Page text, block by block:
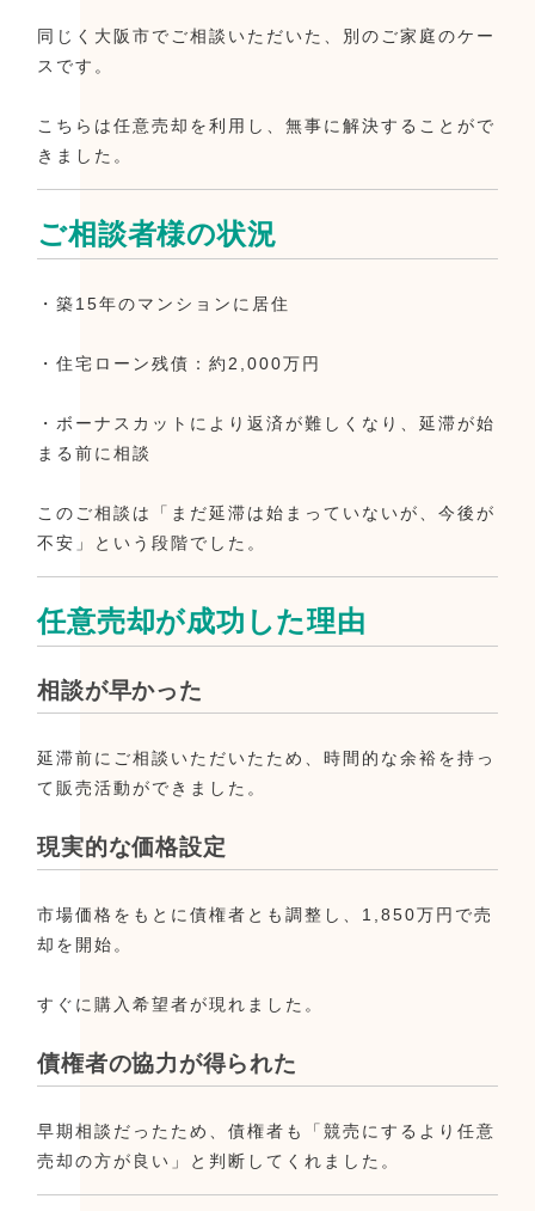
同じく大阪市でご相談いただいた、別のご家庭のケー
スです。
こちらは任意売却を利用し、無事に解決することがで
きました。
ご相談者様の状況
・築15年のマンションに居住
・住宅ローン残債：約2,000万円
・ボーナスカットにより返済が難しくなり、延滞が始
まる前に相談
このご相談は「まだ延滞は始まっていないが、今後が
不安」という段階でした。
任意売却が成功した理由
相談が早かった
延滞前にご相談いただいたため、時間的な余裕を持っ
て販売活動ができました。
現実的な価格設定
市場価格をもとに債権者とも調整し、1,850万円で売
却を開始。
すぐに購入希望者が現れました。
債権者の協力が得られた
早期相談だったため、債権者も「競売にするより任意
売却の方が良い」と判断してくれました。